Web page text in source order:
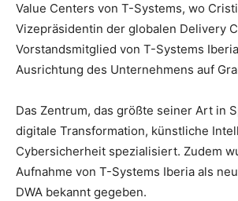
Value Centers von T-Systems, wo
Vizepräsidentin der globalen Delivery
Vorstandsmitglied von T-Systems
Ausrichtung des Unternehmens auf
Das Zentrum, das größte seiner Art in
digitale Transformation, künstliche
Cybersicherheit spezialisiert. Zudem
Aufnahme von T-Systems Iberia als
DWA bekannt gegeben.